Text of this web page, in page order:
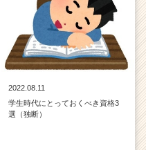
2022.08.11
学生時代にとっておくべき資格3
選（独断）